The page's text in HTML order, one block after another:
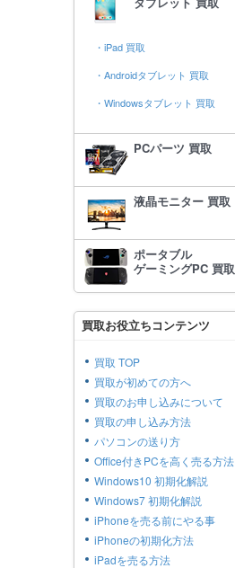
・iPad 買取
・Androidタブレット 買取
・Windowsタブレット 買取
PCパーツ 買取
液晶モニター 買取
ポータブル
ゲーミングPC 買取
買取お役立ちコンテンツ
買取 TOP
買取が初めての方へ
買取のお申し込みについて
買取の申し込み方法
パソコンの送り方
Office付きPCを高く売る方法
Windows10 初期化解説
Windows7 初期化解説
iPhoneを売る前にやる事
iPhoneの初期化方法
iPadを売る方法